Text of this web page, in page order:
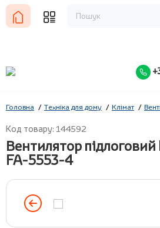
Головна Техніка для дому Клімат
Код товару: 144592
Вентилятор
FA-5553-4